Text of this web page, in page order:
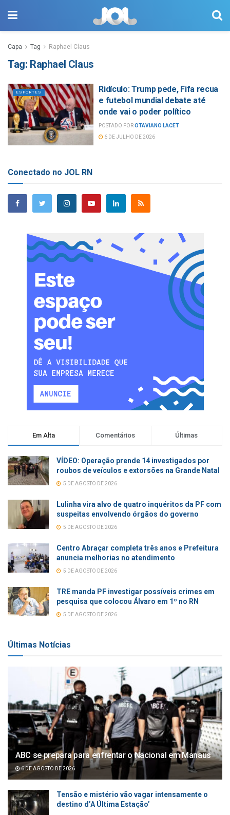
Capa Tag Raphael Claus
Tag: Raphael Claus
ESPORTES
Ridículo: Trump pede, Fifa recua
e futebol mundial debate até
onde vai o poder político
POSTADO POROTAVIANO LACET
6 DE JULHO DE 2026
Conectado no JOL RN
Em Alta Comentários Últimas
VÍDEO: Operação prende 14 investigados por
roubos de veículos e extorsões na Grande Natal
5 DE AGOSTO DE 2026
Lulinha vira alvo de quatro inquéritos da PF com
suspeitas envolvendo órgãos do governo
5 DE AGOSTO DE 2026
Centro Abraçar completa três anos e Prefeitura
anuncia melhorias no atendimento
5 DE AGOSTO DE 2026
TRE manda PF investigar possíveis crimes em
pesquisa que colocou Álvaro em 1º no RN
5 DE AGOSTO DE 2026
Últimas Notícias
ABC se prepara para enfrentar o Nacional em Manaus
6 DE AGOSTO DE 2026
Tensão e mistério vão vagar intensamente o
destino d’A Última Estação’